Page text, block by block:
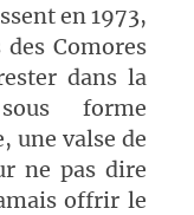
en 1973,
Comores
dans la
forme
une valse de
ne pas dire
offrir le